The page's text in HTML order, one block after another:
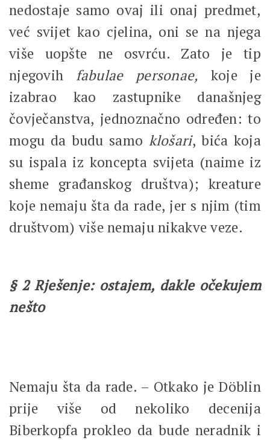
nedostaje samo ovaj ili onaj predmet,
već svijet kao cjelina, oni se na njega
više uopšte ne osvrću. Zato je tip
njegovih fabulae personae, koje je
izabrao kao zastupnike današnjeg
čovječanstva, jednoznačno određen: to
mogu da budu samo klošari, bića koja
su ispala iz koncepta svijeta (naime iz
sheme građanskog društva); kreature
koje nemaju šta da rade, jer s njim (tim
društvom) više nemaju nikakve veze.
§ 2 Rješenje: ostajem, dakle očekujem
nešto
Nemaju šta da rade. – Otkako je Döblin
prije više od nekoliko decenija
Biberkopfa prokleo da bude neradnik i